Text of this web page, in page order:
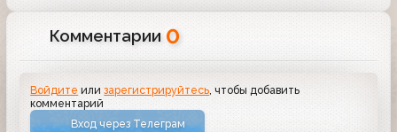
Комментарии 0
Войдите илизарегистрируйтесь , чтобы добавить
комментарий
Вход через Телеграм